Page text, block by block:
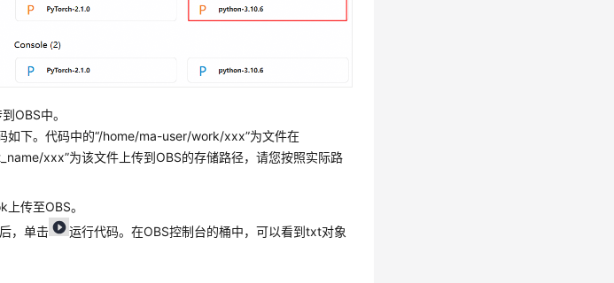
OBS中。
如下。代码中的“/home/ma-user/work/xxx”为文件在
xxx”为该文件上传到OBS的存储路径，请您按照实际路
传至OBS。
，单击
运行代码。在OBS控制台的桶中，可以看到txt对象